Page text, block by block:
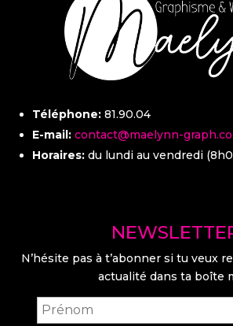
Téléphone:81.90.04
E-mail: contact@maelynn-
Horaires:du lundi au vendredi
N’hésite pas à t’abonner si tu veux
actualité dans ta boîte